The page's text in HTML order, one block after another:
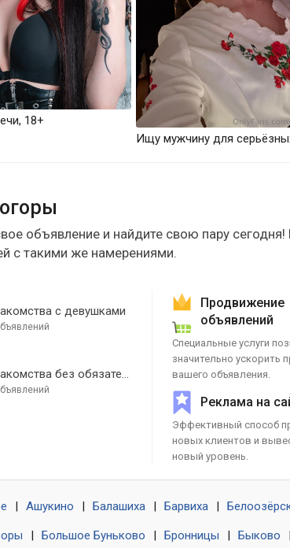
18+
Ищу мужчину для
объявление и найдите свою пару сегодня!
с такими же намерениями.
с девушками
Знакомства без обязательств
Продвижение
объявлений
Специальные услуги
значительно ускорить
вашего объявления.
Реклама на
Эффективный способ
новых клиентов и
новый уровень.
Ашукино Балашиха Барвиха
Большое Буньково Бронницы Быково